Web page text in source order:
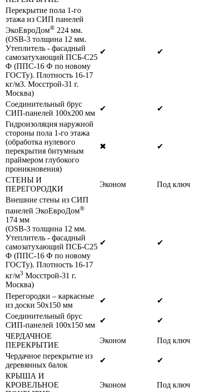
Перекрытие пола 1-го
этажа из СИП панелей
ЭкоЕвроДом® 224 мм.
(OSB-3 толщина 12 мм.
Утеплитель - фасадный
самозатухающий ПСБ-С25
Ф (ППС-16 Ф по новому
ГОСТу). Плотность 16-17
кг/м3. Мосстрой-31 г.
Москва)
✔ ✔
Соединительный брус
СИП-панелей 100х200 мм
✔
✔
Гидроизоляция наружной
стороны пола 1-го этажа
(обработка нулевого
перекрытия битумным
праймером глубокого
проникновения)
✖ ✔
СТЕНЫ И
ПЕРЕГОРОДКИ
Эконом
Под ключ
Внешние стены из СИП
панелей ЭкоЕвроДом®
174 мм
(OSB-3 толщина 12 мм.
Утеплитель - фасадный
самозатухающий ПСБ-С25
Ф (ППС-16 Ф по новому
ГОСТу). Плотность 16-17
кг/м3 Мосстрой-31 г.
Москва)
✔ ✔
Перегородки – каркасные
из доски 50х150 мм
✔
✔
Соединительный брус
СИП-панелей 100х150 мм
✔
✔
ЧЕРДАЧНОЕ
ПЕРЕКРЫТИЕ
Эконом
Под ключ
Чердачное перекрытие из
деревянных балок
✔
✔
КРЫША И
КРОВЕЛЬНОЕ
Эконом Под ключ